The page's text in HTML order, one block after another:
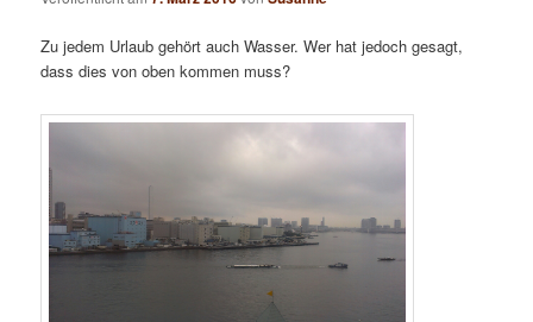
Zu jedem Urlaub gehört auch Wasser. Wer hat jedoch gesagt,
dass dies von oben kommen muss?